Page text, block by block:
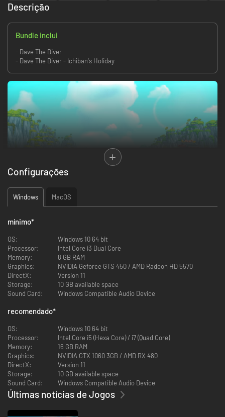
Descrição
Bundle inclui
- Dave The Diver
- Dave The Diver - Ichiban's Holiday
dia, e administre um exótico e bem-sucedido restaurante de sushi à
noite.É muito fácil ser fisgado pelo ritmo do jogo!
・Uma mistura de combate casual, coleta de materiais e
elementos roguelike
Configurações
Windows MacOS
mínimo*
OS:
Windows 10 64 bit
Processor:
Intel Core i3 Dual Core
Memory:
8 GB RAM
Graphics:
NVIDIA Geforce GTS 450 / AMD Radeon HD 5570
DirectX:
Version 11
Storage:
10 GB available space
Sound Card:
Windows Compatible Audio Device
recomendado*
OS:
Windows 10 64 bit
Processor:
Intel Core i5 (Hexa Core) / i7 (Quad Core)
Memory:
16 GB RAM
Graphics:
NVIDIA GTX 1060 3GB / AMD RX 480
DirectX:
Version 11
Storage:
10 GB available space
Sound Card:
Windows Compatible Audio Device
Últimas notícias de Jogos